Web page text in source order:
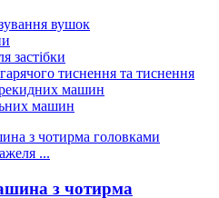
вушок
застібки
тиснення та тиснення
машин
машин
з чотирма